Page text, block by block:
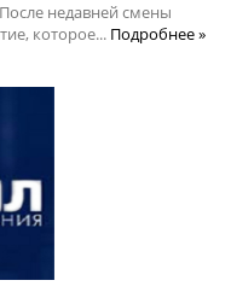
недавней смены
которое... Подробнее »